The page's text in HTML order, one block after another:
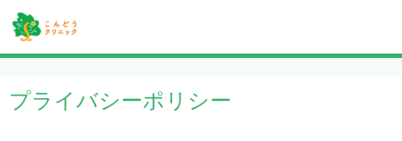
プライバシーポリシー